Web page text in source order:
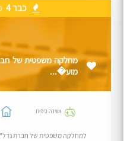
כבר 4
מחלקה משפטית של
מוע�...
אווירה כיפית
למחלקה משפטית של חברת נדל"ן